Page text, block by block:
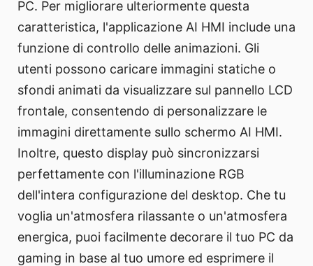
PC. Per migliorare ulteriormente questa
caratteristica, l'applicazione AI HMI include una
funzione di controllo delle animazioni. Gli
utenti possono caricare immagini statiche o
sfondi animati da visualizzare sul pannello LCD
frontale, consentendo di personalizzare le
immagini direttamente sullo schermo AI HMI.
Inoltre, questo display può sincronizzarsi
perfettamente con l'illuminazione RGB
dell'intera configurazione del desktop. Che tu
voglia un'atmosfera rilassante o un'atmosfera
energica, puoi facilmente decorare il tuo PC da
gaming in base al tuo umore ed esprimere il